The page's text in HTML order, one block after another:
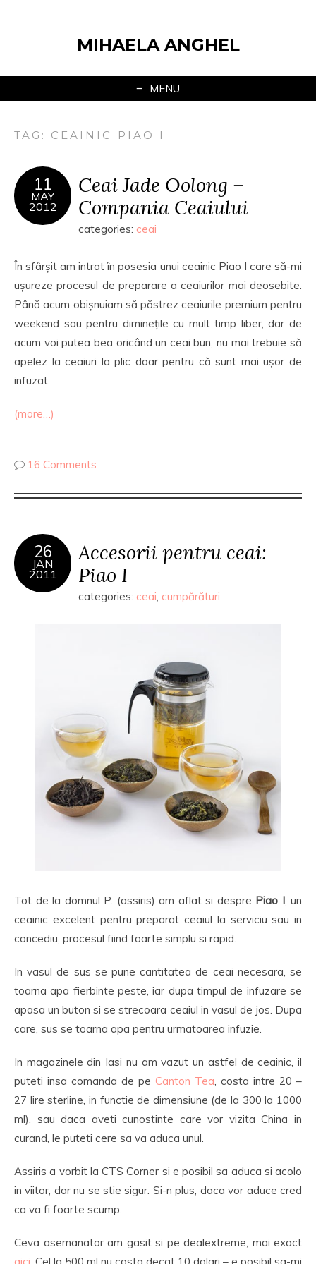
MIHAELA ANGHEL
MENU
TAG: CEAINIC PIAO I
11
MAY
2012
Ceai Jade Oolong –
Compania Ceaiului
categories: ceai
În sfârșit am intrat în posesia unui ceainic Piao I care să-mi
ușureze procesul de preparare a ceaiurilor mai deosebite.
Până acum obișnuiam să păstrez ceaiurile premium pentru
weekend sau pentru diminețile cu mult timp liber, dar de
acum voi putea bea oricând un ceai bun, nu mai trebuie să
apelez la ceaiuri la plic doar pentru că sunt mai ușor de
infuzat.
(more…)
16 Comments
26
JAN
2011
Accesorii pentru ceai:
Piao I
categories: ceai, cumpărături
Tot de la domnul P. (assiris) am aflat si despre Piao I, un
ceainic excelent pentru preparat ceaiul la serviciu sau in
concediu, procesul fiind foarte simplu si rapid.
In vasul de sus se pune cantitatea de ceai necesara, se
toarna apa fierbinte peste, iar dupa timpul de infuzare se
apasa un buton si se strecoara ceaiul in vasul de jos. Dupa
care, sus se toarna apa pentru urmatoarea infuzie.
In magazinele din Iasi nu am vazut un astfel de ceainic, il
puteti insa comanda de pe Canton Tea, costa intre 20 –
27 lire sterline, in functie de dimensiune (de la 300 la 1000
ml), sau daca aveti cunostinte care vor vizita China in
curand, le puteti cere sa va aduca unul.
Assiris a vorbit la CTS Corner si e posibil sa aduca si acolo
in viitor, dar nu se stie sigur. Si-n plus, daca vor aduce cred
ca va fi foarte scump.
Ceva asemanator am gasit si pe dealextreme, mai exact